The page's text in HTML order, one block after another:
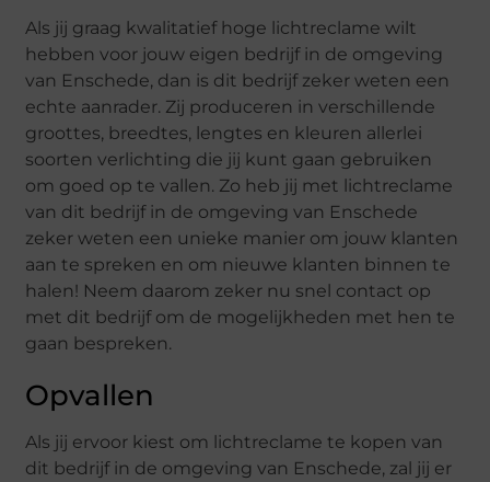
Als jij graag kwalitatief hoge lichtreclame wilt
hebben voor jouw eigen bedrijf in de omgeving
van Enschede, dan is dit bedrijf zeker weten een
echte aanrader. Zij produceren in verschillende
groottes, breedtes, lengtes en kleuren allerlei
soorten verlichting die jij kunt gaan gebruiken
om goed op te vallen. Zo heb jij met lichtreclame
van dit bedrijf in de omgeving van Enschede
zeker weten een unieke manier om jouw klanten
aan te spreken en om nieuwe klanten binnen te
halen! Neem daarom zeker nu snel contact op
met dit bedrijf om de mogelijkheden met hen te
gaan bespreken.
Opvallen
Als jij ervoor kiest om lichtreclame te kopen van
dit bedrijf in de omgeving van Enschede, zal jij er